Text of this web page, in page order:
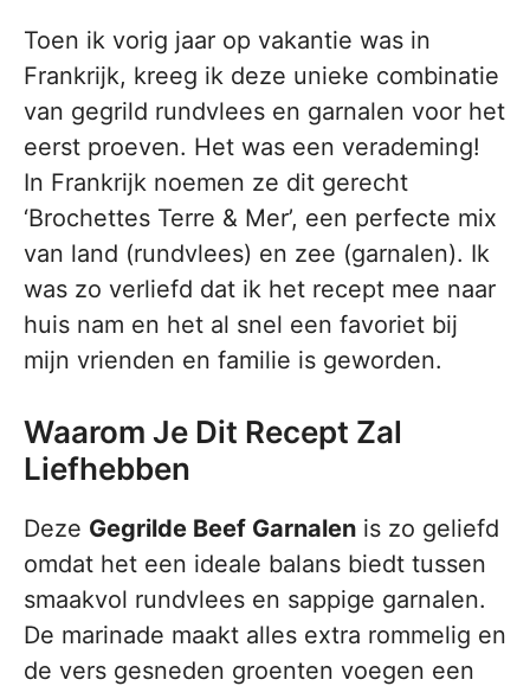
Toen ik vorig jaar op vakantie was in
Frankrijk, kreeg ik deze unieke combinatie
van gegrild rundvlees en garnalen voor het
eerst proeven. Het was een verademing!
In Frankrijk noemen ze dit gerecht
‘Brochettes Terre & Mer’, een perfecte mix
van land (rundvlees) en zee (garnalen). Ik
was zo verliefd dat ik het recept mee naar
huis nam en het al snel een favoriet bij
mijn vrienden en familie is geworden.
Waarom Je Dit Recept Zal
Liefhebben
Deze Gegrilde Beef Garnalen is zo geliefd
omdat het een ideale balans biedt tussen
smaakvol rundvlees en sappige garnalen.
De marinade maakt alles extra rommelig en
de vers gesneden groenten voegen een